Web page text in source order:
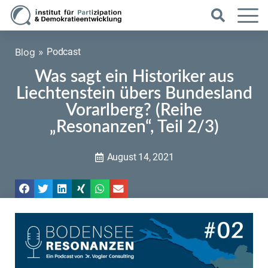
Blog » Podcast
Was sagt ein Historiker aus
Liechtenstein übers Bundesland
Vorarlberg? (Reihe
„Resonanzen“, Teil 2/3)
August 14, 2021